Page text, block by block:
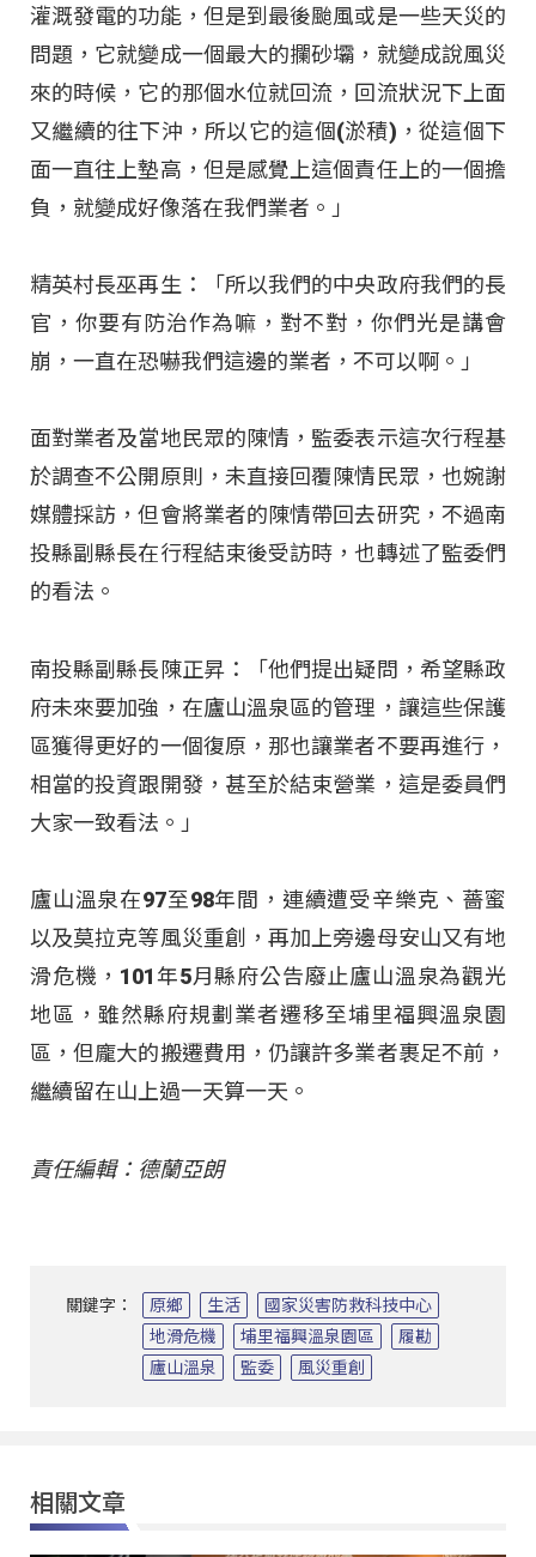
灌溉發電的功能，但是到最後颱風或是一些天災的
問題，它就變成一個最大的攔砂壩，就變成說風災
來的時候，它的那個水位就回流，回流狀況下上面
又繼續的往下沖，所以它的這個(淤積)，從這個下
面一直往上墊高，但是感覺上這個責任上的一個擔
負，就變成好像落在我們業者。」
精英村長巫再生：「所以我們的中央政府我們的長
官，你要有防治作為嘛，對不對，你們光是講會
崩，一直在恐嚇我們這邊的業者，不可以啊。」
面對業者及當地民眾的陳情，監委表示這次行程基
於調查不公開原則，未直接回覆陳情民眾，也婉謝
媒體採訪，但會將業者的陳情帶回去研究，不過南
投縣副縣長在行程結束後受訪時，也轉述了監委們
的看法。
南投縣副縣長陳正昇：「他們提出疑問，希望縣政
府未來要加強，在廬山溫泉區的管理，讓這些保護
區獲得更好的一個復原，那也讓業者不要再進行，
相當的投資跟開發，甚至於結束營業，這是委員們
大家一致看法。」
廬山溫泉在97至98年間，連續遭受辛樂克、薔蜜
以及莫拉克等風災重創，再加上旁邊母安山又有地
滑危機，101年5月縣府公告廢止廬山溫泉為觀光
地區，雖然縣府規劃業者遷移至埔里福興溫泉園
區，但龐大的搬遷費用，仍讓許多業者裹足不前，
繼續留在山上過一天算一天。
責任編輯：德蘭亞朗
關鍵字： 原鄉 生活
國家災害防救科技中心
地滑危機
埔里福興溫泉園區
履勘
廬山溫泉
監委 風災重創
相關文章